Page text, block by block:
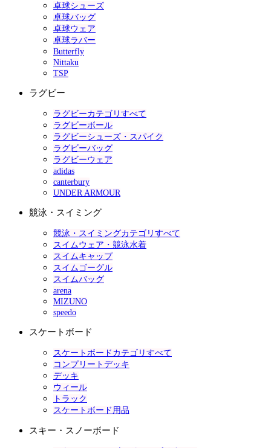
卓球シューズ
卓球バッグ
卓球ウェア
卓球ラバー
Butterfly
Nittaku
TSP
ラグビー
ラグビーカテゴリすべて
ラグビーボール
ラグビーシューズ・スパイク
ラグビーバッグ
ラグビーウェア
adidas
canterbury
UNDER ARMOUR
競泳・スイミング
競泳・スイミングカテゴリすべて
スイムウェア・競泳水着
スイムキャップ
スイムゴーグル
スイムバッグ
arena
MIZUNO
speedo
スケートボード
スケートボードカテゴリすべて
コンプリートデッキ
デッキ
ウィール
トラック
スケートボード用品
スキー・スノーボード